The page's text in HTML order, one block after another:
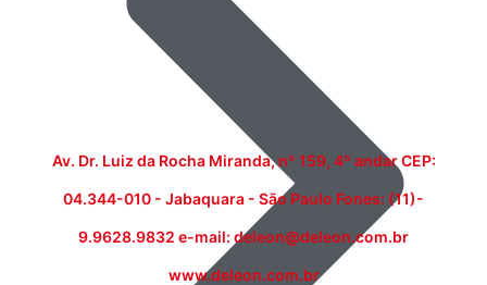
Av. Dr. Luiz da Rocha Miranda, nº 159, 4º andar CEP:
04.344-010 - Jabaquara - São Paulo Fones: (11)-
9.9628.9832 e-mail: deleon@deleon.com.br
www.deleon.com.br